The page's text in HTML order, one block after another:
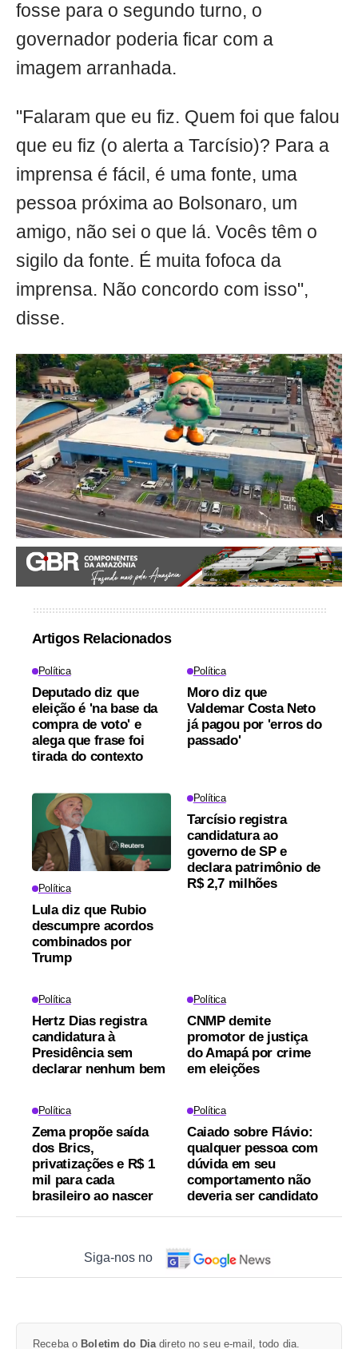
fosse para o segundo turno, o
governador poderia ficar com a
imagem arranhada.
"Falaram que eu fiz. Quem foi que falou
que eu fiz (o alerta a Tarcísio)? Para a
imprensa é fácil, é uma fonte, uma
pessoa próxima ao Bolsonaro, um
amigo, não sei o que lá. Vocês têm o
sigilo da fonte. É muita fofoca da
imprensa. Não concordo com isso",
disse.
Artigos Relacionados
Política
Deputado diz que
eleição é 'na base da
compra de voto' e
alega que frase foi
tirada do contexto
Política
Moro diz que
Valdemar Costa Neto
já pagou por 'erros do
passado'
Política
Lula diz que Rubio
descumpre acordos
combinados por
Trump
Política
Tarcísio registra
candidatura ao
governo de SP e
declara patrimônio de
R$ 2,7 milhões
Política
Hertz Dias registra
candidatura à
Presidência sem
declarar nenhum bem
Política
CNMP demite
promotor de justiça
do Amapá por crime
em eleições
Política
Zema propõe saída
dos Brics,
privatizações e R$ 1
mil para cada
brasileiro ao nascer
Política
Caiado sobre Flávio:
qualquer pessoa com
dúvida em seu
comportamento não
deveria ser candidato
Siga-nos no
Receba o Boletim do Diadireto no seu e-mail, todo dia.